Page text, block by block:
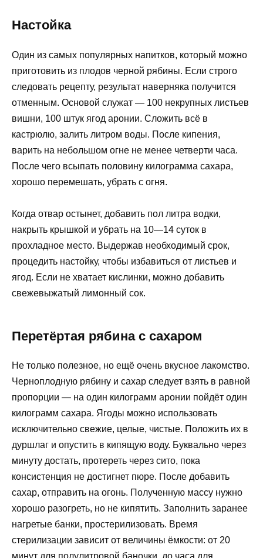
Настойка
Один из самых популярных напитков, который можно
приготовить из плодов черной рябины. Если строго
следовать рецепту, результат наверняка получится
отменным. Основой служат — 100 некрупных листьев
вишни, 100 штук ягод аронии. Сложить всё в
кастрюлю, залить литром воды. После кипения,
варить на небольшом огне не менее четверти часа.
После чего всыпать половину килограмма сахара,
хорошо перемешать, убрать с огня.
Когда отвар остынет, добавить пол литра водки,
накрыть крышкой и убрать на 10—14 суток в
прохладное место. Выдержав необходимый срок,
процедить настойку, чтобы избавиться от листьев и
ягод. Если не хватает кислинки, можно добавить
свежевыжатый лимонный сок.
Перетёртая рябина с сахаром
Не только полезное, но ещё очень вкусное лакомство.
Черноплодную рябину и сахар следует взять в равной
пропорции — на один килограмм аронии пойдёт один
килограмм сахара. Ягоды можно использовать
исключительно свежие, целые, чистые. Положить их в
дуршлаг и опустить в кипящую воду. Буквально через
минуту достать, протереть через сито, пока
консистенция не достигнет пюре. После добавить
сахар, отправить на огонь. Полученную массу нужно
хорошо разогреть, но не кипятить. Заполнить заранее
нагретые банки, простерилизовать. Время
стерилизации зависит от величины ёмкости: от 20